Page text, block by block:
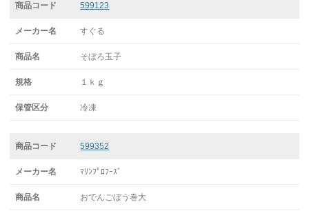
599123
すぐる
そぼろ玉子
１ｋｇ
冷凍
599352
ﾏﾘﾝﾌﾟﾛﾌｰｽﾞ
おでんごぼう巻大